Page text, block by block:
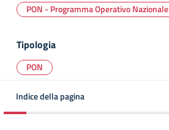
PON - Programma Operativo Nazionale
Tipologia
PON
Indice della pagina